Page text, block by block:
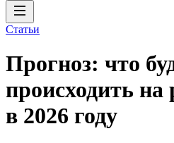
Статьи
Прогноз: что
происходить на
в 2026 году